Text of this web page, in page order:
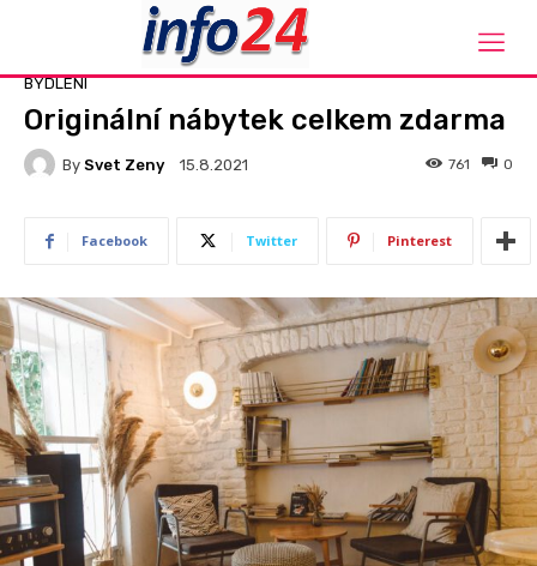
BYDLENÍ
Originální nábytek celkem zdarma
By Svet Zeny 15.8.2021 0
761
Facebook Twitter Pinterest